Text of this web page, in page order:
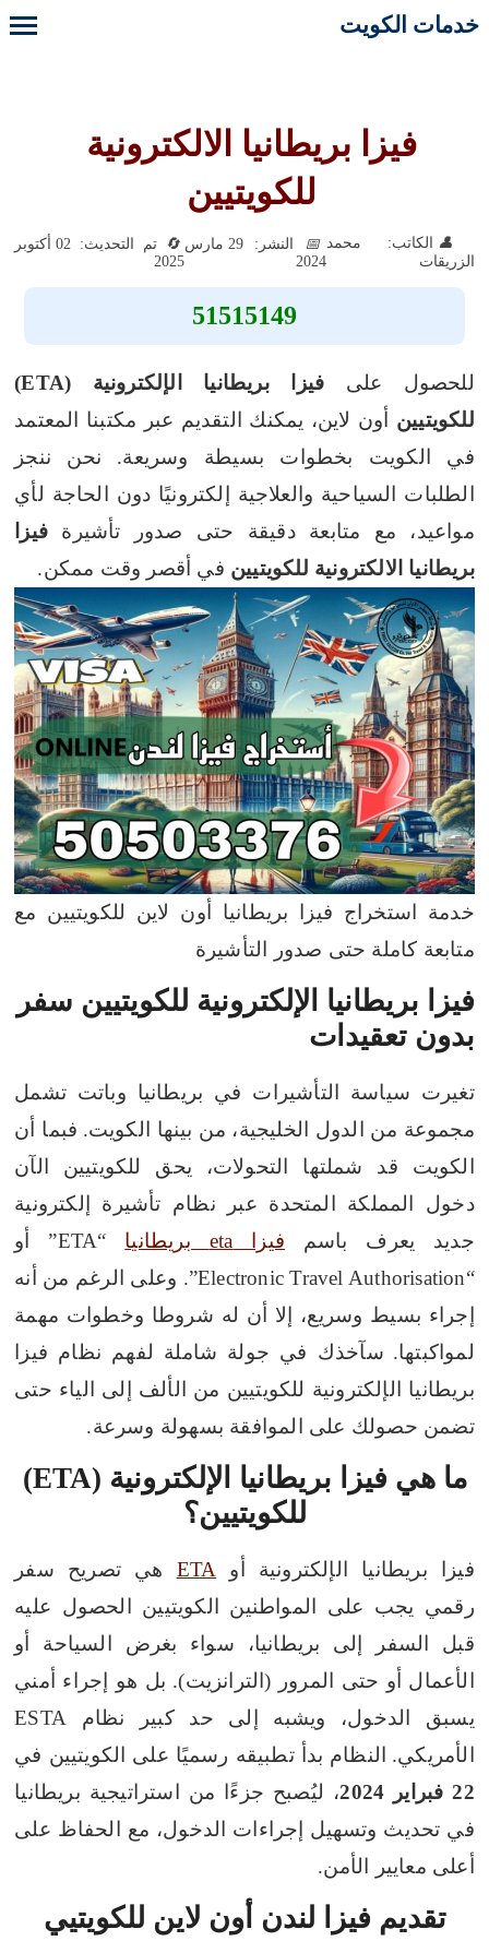
خدمات الكويت
فيزا بريطانيا الالكترونية
للكويتيين
الكاتب: محمد
الزريقات
النشر: 29 مارس
2024
تم التحديث: 02 أكتوبر
2025
51515149
للحصول على
فيزا بريطانيا الإلكترونية (ETA)
للكويتيين أون لاين، يمكنك التقديم عبر مكتبنا المعتمد
في الكويت بخطوات بسيطة وسريعة. نحن ننجز
الطلبات السياحية والعلاجية إلكترونيًا دون الحاجة لأي
مواعيد، مع متابعة دقيقة حتى صدور تأشيرة فيزا
بريطانيا الالكترونية للكويتيين في أقصر وقت ممكن.
خدمة استخراج فيزا بريطانيا أون لاين للكويتيين مع
متابعة كاملة حتى صدور التأشيرة
فيزا بريطانيا الإلكترونية للكويتيين سفر
بدون تعقيدات
تغيرت سياسة التأشيرات في بريطانيا وباتت تشمل
مجموعة من الدول الخليجية، من بينها الكويت. فبما أن
الكويت قد شملتها التحولات، يحق للكويتيين الآن
دخول المملكة المتحدة عبر نظام تأشيرة إلكترونية
جديد يعرف باسم فيزا eta بريطانيا
“ETA” أو
“Electronic Travel Authorisation”. وعلى الرغم من أنه
إجراء بسيط وسريع، إلا أن له شروطا وخطوات مهمة
لمواكبتها. سآخذك في جولة شاملة لفهم نظام فيزا
بريطانيا الإلكترونية للكويتيين من الألف إلى الياء حتى
تضمن حصولك على الموافقة بسهولة وسرعة.
ما هي فيزا بريطانيا الإلكترونية (ETA)
للكويتيين؟
فيزا بريطانيا الإلكترونية أو ETA هي تصريح سفر
رقمي يجب على المواطنين الكويتيين الحصول عليه
قبل السفر إلى بريطانيا، سواء بغرض السياحة أو
الأعمال أو حتى المرور (الترانزيت). بل هو إجراء أمني
يسبق الدخول، ويشبه إلى حد كبير نظام ESTA
الأمريكي.
النظام بدأ تطبيقه رسميًا على الكويتيين في
22 فبراير 2024
، ليُصبح جزءًا من استراتيجية بريطانيا
في تحديث وتسهيل إجراءات الدخول، مع الحفاظ على
أعلى معايير الأمن.
تقديم فيزا لندن أون لاين للكويتيي